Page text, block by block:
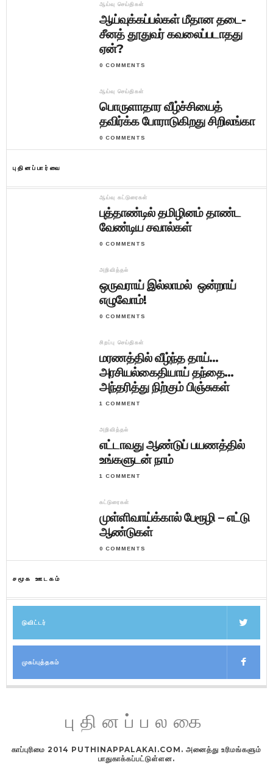
ஆய்வு செய்திகள்
ஆய்வுக்கப்பல்கள் மீதான தடை-
சீனத் தூதுவர் கவலைப்படாதது
ஏன்?
0 COMMENTS
ஆய்வு செய்திகள்
பொருளாதார வீழ்ச்சியைத்
தவிர்க்க போராடுகிறது சிறிலங்கா
0 COMMENTS
புதினப்பார்வை
ஆய்வு கட்டுரைகள்
புத்தாண்டில் தமிழினம் தாண்ட
வேண்டிய சவால்கள்
0 COMMENTS
அறிவித்தல்
ஒருவராய் இல்லாமல் ஒன்றாய்
எழுவோம்!
0 COMMENTS
சிறப்பு செய்திகள்
மரணத்தில் வீழ்ந்த தாய்…
அரசியல்கைதியாய் தந்தை…
அந்தரித்து நிற்கும் பிஞ்சுகள்
1 COMMENT
அறிவித்தல்
எட்டாவது ஆண்டுப் பயணத்தில்
உங்களுடன் நாம்
1 COMMENT
கட்டுரைகள்
முள்ளிவாய்க்கால் பேரூழி – எட்டு
ஆண்டுகள்
0 COMMENTS
சமூக ஊடகம்
டுவிட்டர்
முகப்புத்தகம்
புதினப்பலகை
காப்புரிமை 2014 PUTHINAPPALAKAI.COM. அனைத்து உரிமங்களும்
பாதுகாக்கப்பட்டுள்ளன.